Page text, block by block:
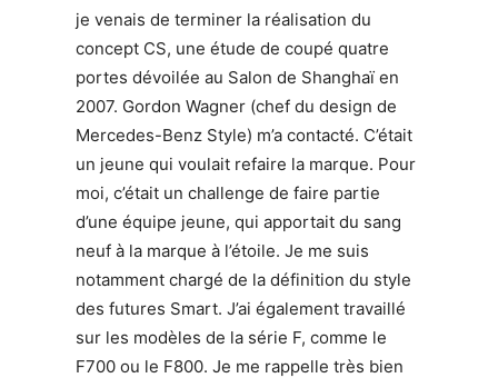
je venais de terminer la réalisation du
concept CS, une étude de coupé quatre
portes dévoilée au Salon de Shanghaï en
2007. Gordon Wagner (chef du design de
Mercedes-Benz Style) m’a contacté. C’était
un jeune qui voulait refaire la marque. Pour
moi, c’était un challenge de faire partie
d’une équipe jeune, qui apportait du sang
neuf à la marque à l’étoile. Je me suis
notamment chargé de la définition du style
des futures Smart. J’ai également travaillé
sur les modèles de la série F, comme le
F700 ou le F800. Je me rappelle très bien